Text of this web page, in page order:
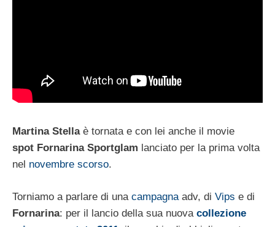
Martina Stellaè tornata e con lei anche il movie
spot Fornarina Sportglam lanciato per la prima volta
nel novembre scorso.
Torniamo a parlare di una campagna adv, di Vips e di
Fornarina: per il lancio della sua nuova collezione